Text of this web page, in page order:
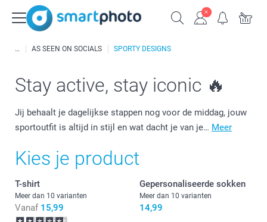
AS SEEN ON SOCIALS SPORTY DESIGNS
Stay active, stay iconic 🔥
Jij behaalt je dagelijkse stappen nog voor de middag, jouw
sportoutfit is altijd in stijl en wat dacht je van je… Meer
Kies je product
T-shirt
Meer dan 10 varianten
Vanaf 15,99
Gepersonaliseerde sokken
Meer dan 10 varianten
14,99